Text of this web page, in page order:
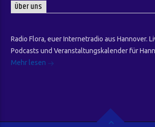
Über uns
Radio Flora, euer Internetradio aus Hannover.
Podcasts und Veranstaltungskalender für
Mehr lesen